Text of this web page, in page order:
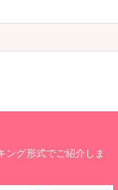
ング形式でご紹介しま